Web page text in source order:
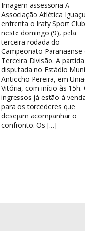
Imagem assessoria A
Associação Atlética Iguaçu
enfrenta o Iraty Sport Club
neste domingo (9), pela
terceira rodada do
Campeonato Paranaense
Terceira Divisão. A
disputada no Estádio
Antiocho Pereira, em
Vitória, com início às 15h.
ingressos já estão à venda
para os torcedores que
desejam acompanhar o
confronto. Os […]